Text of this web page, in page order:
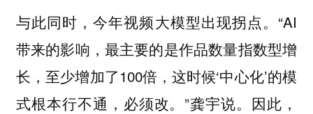
与此同时，今年视频大模型出现拐点。“AI
带来的影响，最主要的是作品数量指数型增
长，至少增加了100倍，这时候‘中心化’的模
式根本行不通，必须改。”龚宇说。因此，